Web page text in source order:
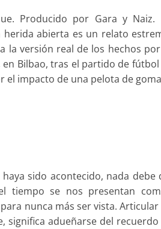
Producido por Gara y Naiz.
herida abierta es un relato
la versión real de los hechos
en Bilbao, tras el partido de
impacto de una pelota de
haya sido acontecido, nada
tiempo se nos presentan
nunca más ser vista.
significa adueñarse del